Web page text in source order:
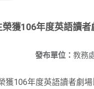
榮獲106年度英語讀
發布單位： 教務
獲106年度英語讀者劇